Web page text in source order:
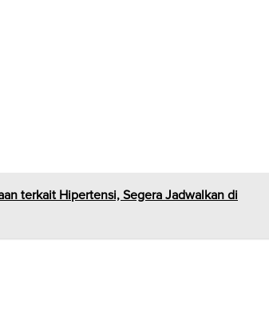
terkait Hipertensi, Segera Jadwalkan di